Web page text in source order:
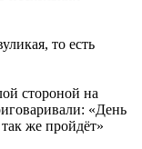
то есть
стороной на
«День
же пройдёт»